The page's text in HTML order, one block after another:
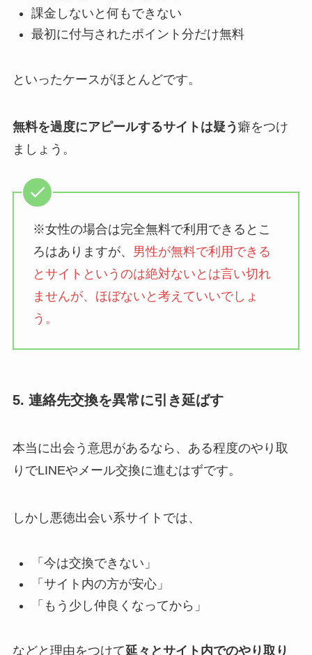
課金しないと何もできない
最初に付与されたポイント分だけ無料
といったケースがほとんどです。
無料を過度にアピールするサイトは疑う 癖をつけ
ましょう。
※女性の場合は完全無料で利用できるとこ
ろはありますが、 男性が無料で利用できる
とサイトというのは絶対ないとは言い切れ
ませんが、ほぼないと考えていいでしょ
う。
5. 連絡先交換を異常に引き延ばす
本当に出会う意思があるなら、ある程度のやり取
りでLINEやメール交換に進むはずです。
しかし悪徳出会い系サイトでは、
「今は交換できない」
「サイト内の方が安心」
「もう少し仲良くなってから」
などと理由をつけて延々とサイト内でのやり取り